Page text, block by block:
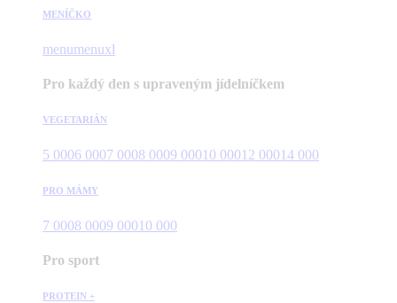
MENÍČKO
menumenuxl
Pro každý den s upraveným jídelníčkem
VEGETARIÁN
5 0006 0007 0008 0009 00010 00012 00014 000
PRO MÁMY
7 0008 0009 00010 000
Pro sport
PROTEIN +